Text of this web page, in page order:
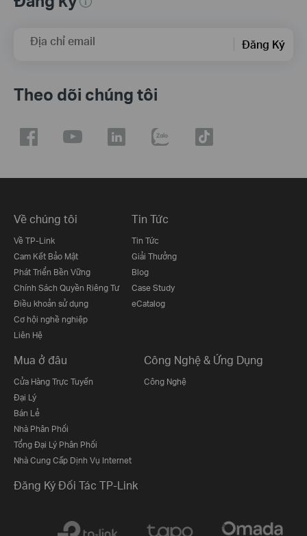
Địa chỉ email Đăng Ký
Theo dõi chúng tôi
Về chúng tôi
Về TP-Link
Cam Kết Bảo Mật
Phát Triển Bền Vững
Chính Sách Quyền Riêng Tư
Điều khoản sử dụng
Cơ hội nghề nghiệp
Liên Hệ
Tin Tức
Tin Tức
Giải Thưởng
Blog
Case Study
eCatalog
Mua ở đâu
Cửa Hàng Trực Tuyến
Đại Lý
Bán Lẻ
Nhà Phân Phối
Tổng Đại Lý Phân Phối
Nhà Cung Cấp Dịnh Vụ Internet
Công Nghệ & Ứng Dụng
Công Nghệ
Đăng Ký Đối Tác TP-Link